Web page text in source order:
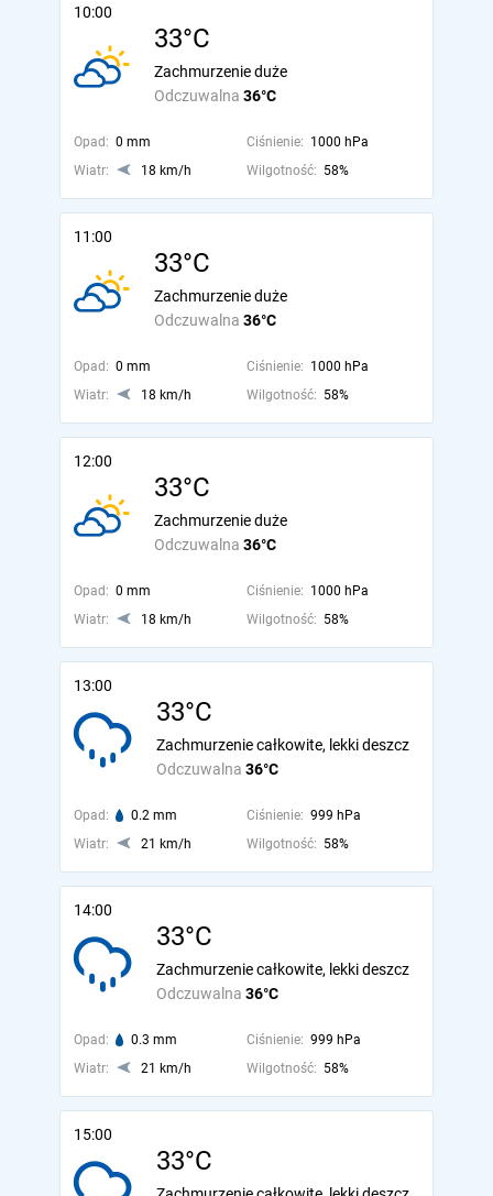
10:00
33°C
Odczuwalna 36°C
Zachmurzenie duże
Opad: 0 mm Ciśnienie: 1000 hPa
Wiatr:
18 km/h Wilgotność: 58%
11:00
33°C
Odczuwalna 36°C
Zachmurzenie duże
Opad: 0 mm Ciśnienie: 1000 hPa
Wiatr:
18 km/h Wilgotność: 58%
12:00
33°C
Odczuwalna 36°C
Zachmurzenie duże
Opad: 0 mm Ciśnienie: 1000 hPa
Wiatr:
18 km/h Wilgotność: 58%
13:00
33°C
Odczuwalna 36°C
Zachmurzenie całkowite, lekki deszcz
Opad: 0.2 mm Ciśnienie: 999 hPa
Wiatr:
21 km/h Wilgotność: 58%
14:00
33°C
Odczuwalna 36°C
Zachmurzenie całkowite, lekki deszcz
Opad: 0.3 mm Ciśnienie: 999 hPa
Wiatr:
21 km/h Wilgotność: 58%
15:00
33°C